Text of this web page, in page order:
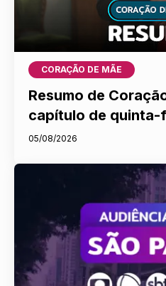
CORAÇÃO DE MÃE
Resumo de
capítulo de quinta-
05/08/2026